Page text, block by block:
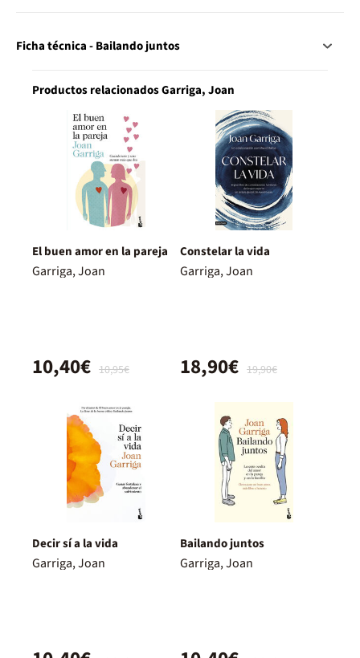
Ficha técnica - Bailando juntos
Productos relacionados Garriga, Joan
El buen amor en la pareja
Garriga, Joan
10,95€
10,40€
Constelar la vida
Garriga, Joan
19,90€
18,90€
Decir sí a la vida
Garriga, Joan
Bailando juntos
Garriga, Joan